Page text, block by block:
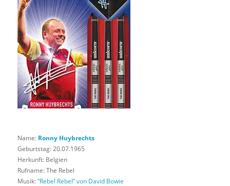
Name: Ronny Huybrechts
Geburtstag: 20.07.1965
Herkunft: Belgien
Rufname: The Rebel
Musik:“Rebel Rebel” von David Bowie